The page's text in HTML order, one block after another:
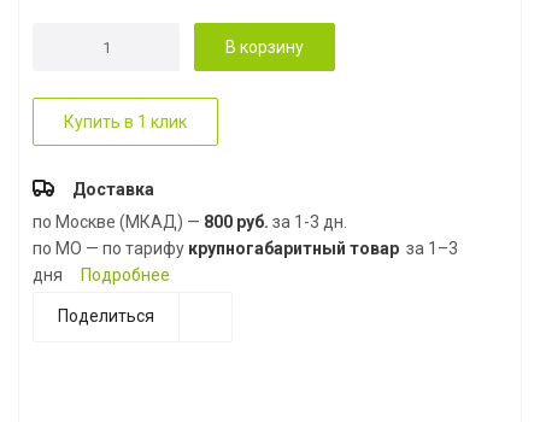
В корзину
Купить в 1 клик
Доставка
по Москве (МКАД) — 800 руб. за 1-3 дн.
по МО — по тарифу крупногабаритный товар за 1–3
дня
Подробнее
Поделиться